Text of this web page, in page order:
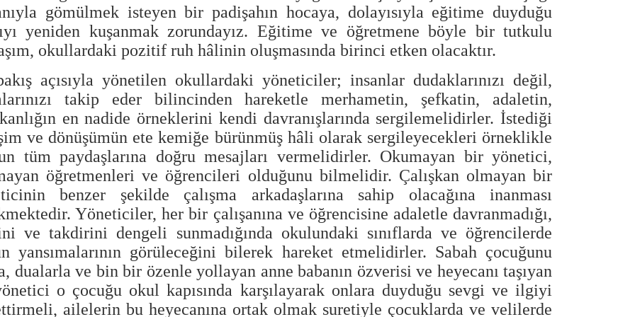
gömülmek isteyen bir padişahın hocaya, dolayısıyla eğitime duyduğu
yeniden kuşanmak zorundayız. Eğitime ve öğretmene böyle bir tutkulu
okullardaki pozitif ruh hâlinin oluşmasında birinci etken olacaktır.
açısıyla yönetilen okullardaki yöneticiler; insanlar dudaklarınızı değil,
takip eder bilincinden hareketle merhametin, şefkatin, adaletin,
en nadide örneklerini kendi davranışlarında sergilemelidirler. İstediği
ve dönüşümün ete kemiğe bürünmüş hâli olarak sergileyecekleri örneklikle
tüm paydaşlarına doğru mesajları vermelidirler. Okumayan bir yönetici,
öğretmenleri ve öğrencileri olduğunu bilmelidir. Çalışkan olmayan bir
benzer şekilde çalışma arkadaşlarına sahip olacağına inanması
Yöneticiler, her bir çalışanına ve öğrencisine adaletle davranmadığı,
ve takdirini dengeli sunmadığında okulundaki sınıflarda ve öğrencilerde
yansımalarının görüleceğini bilerek hareket etmelidirler. Sabah çocuğunu
dualarla ve bin bir özenle yollayan anne babanın özverisi ve heyecanı taşıyan
o çocuğu okul kapısında karşılayarak onlara duyduğu sevgi ve ilgiyi
ailelerin bu heyecanına ortak olmak suretiyle çocuklarda ve velilerde